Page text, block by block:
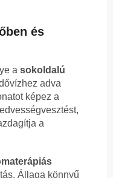
és
a sokoldalú
adva
képez a
a
Állaga könnyű